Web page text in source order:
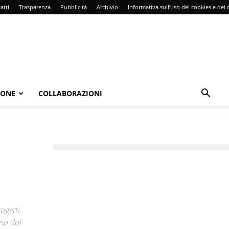
Trasparenza Pubblicità Archivio Informativa sull’uso dei cookies e dei
COLLABORAZIONI
dal